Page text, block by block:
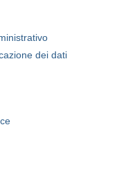
dei dati